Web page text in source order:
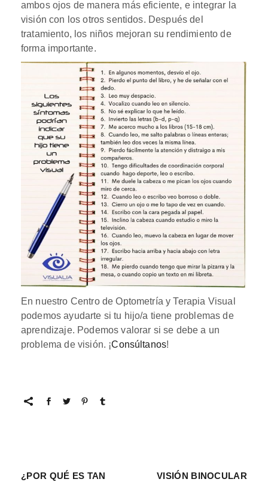
ambos ojos de manera más eficiente, e integrar la
visión con los otros sentidos. Después del
tratamiento, los niños mejoran su rendimiento de
forma importante.
En nuestro Centro de Optometría y Terapia Visual
podemos ayudarte si tu hijo/a tiene problemas de
aprendizaje. Podemos valorar si se debe a un
problema de visión. ¡Consúltanos!
¿POR QUÉ ES TAN
VISIÓN BINOCULAR